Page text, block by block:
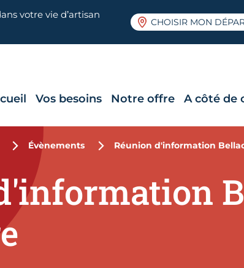
votre vie d’artisan
CHOISIR MON
Vos besoins Notre offre A côté de
Évènements Réunion d'information